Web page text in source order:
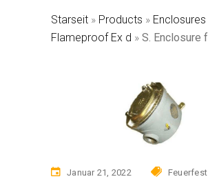
Starseit » Products » Enclosures
Flameproof Ex d » S. Enclosure
Januar 21, 2022 Feuerfest